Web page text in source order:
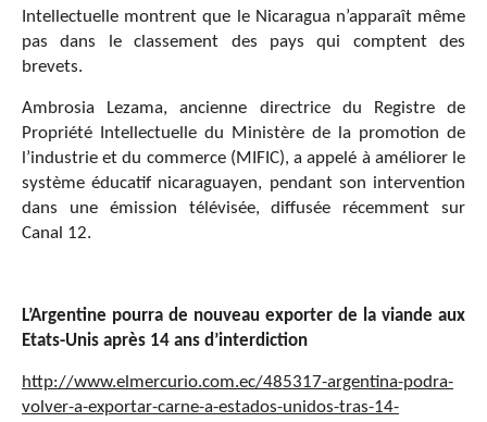
Intellectuelle montrent que le Nicaragua n’apparaît même
pas dans le classement des pays qui comptent des
brevets.
Ambrosia Lezama, ancienne directrice du Registre de
Propriété Intellectuelle du Ministère de la promotion de
l’industrie et du commerce (MIFIC), a appelé à améliorer le
système éducatif nicaraguayen, pendant son intervention
dans une émission télévisée, diffusée récemment sur
Canal 12.
L’Argentine pourra de nouveau exporter de la viande aux
Etats-Unis après 14 ans d’interdiction
http://www.elmercurio.com.ec/485317-argentina-podra-
volver-a-exportar-carne-a-estados-unidos-tras-14-